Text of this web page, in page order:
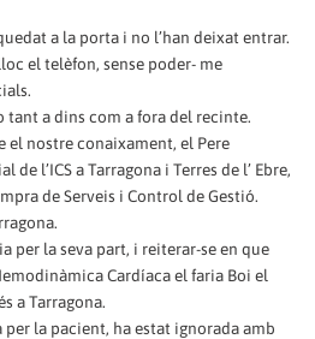
a la porta i no l’han deixat entrar.
el telèfon, sense poder- me
tant a dins com a fora del recinte.
el nostre conaixament, el Pere
l’ICS a Tarragona i Terres de l’ Ebre,
de Serveis i Control de Gestió.
per la seva part, i reiterar-se en que
Cardíaca el faria Boi el
a Tarragona.
la pacient, ha estat ignorada amb